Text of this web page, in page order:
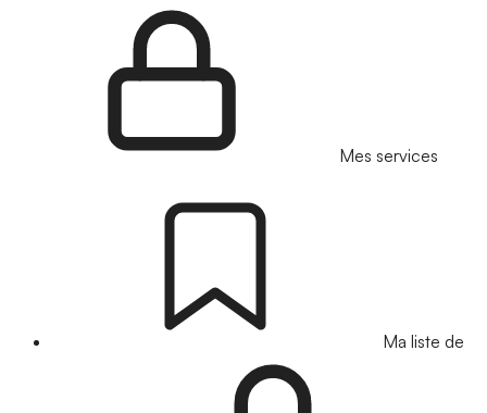
Mes services
Ma liste de